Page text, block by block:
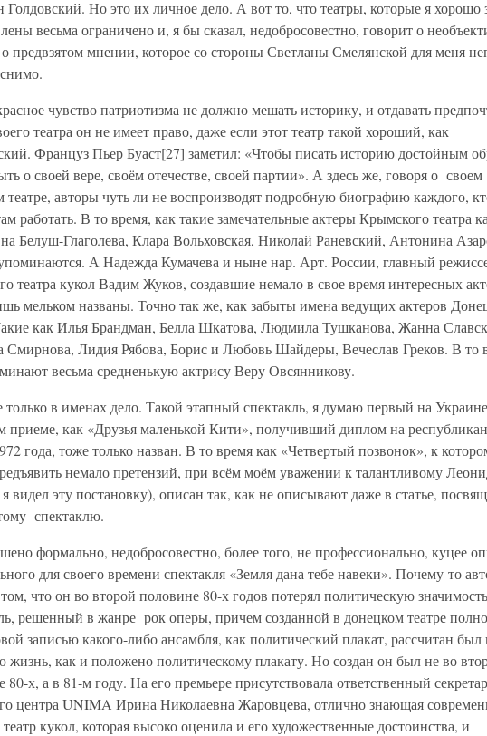
Голдовский. Но это их личное дело. А вот то, что театры, которые я хорошо
весьма ограничено и, я бы сказал, недобросовестно, говорит о
предвзятом мнении, которое со стороны Светланы Смелянской для меня
чувство патриотизма не должно мешать историку, и отдавать
театра он не имеет право, даже если этот театр такой хороший, как
Француз Пьер Буаст[27] заметил: «Чтобы писать историю достойным
о своей вере, своём отечестве, своей партии». А здесь же, говоря о своем
авторы чуть ли не воспроизводят подробную биографию каждого,
работать. В то время, как такие замечательные актеры Крымского театра
Белуш-Глаголева, Клара Вольховская, Николай Раневский, Антонина
А Надежда Кумачева и ныне нар. Арт. России, главный
театра кукол Вадим Жуков, создавшие немало в свое время интересных
мельком названы. Точно так же, как забыты имена ведущих актеров
как Илья Брандман, Белла Шкатова, Людмила Тушканова, Жанна
Лидия Рябова, Борис и Любовь Шайдеры, Вечеслав Греков. В то
весьма средненькую актрису Веру Овсянникову.
в именах дело. Такой этапный спектакль, я думаю первый на
приеме, как «Друзья маленькой Кити», получивший диплом на
года, тоже только назван. В то время как «Четвертый позвонок», к
немало претензий, при всём моём уважении к талантливому
видел эту постановку), описан так, как не описывают даже в статье,
спектаклю.
формально, недобросовестно, более того, не профессионально, куцее
для своего времени спектакля «Земля дана тебе навеки». Почему-то
что он во второй половине 80-х годов потерял политическую
решенный в жанре рок оперы, причем созданной в донецком театре
записью какого-либо ансамбля, как политический плакат, рассчитан был
жизнь, как и положено политическому плакату. Но создан он был не во
80-х, а в 81-м году. На его премьере присутствовала ответственный
центра UNIMA Ирина Николаевна Жаровцева, отлично знающая
кукол, которая высоко оценила и его художественные достоинства, и